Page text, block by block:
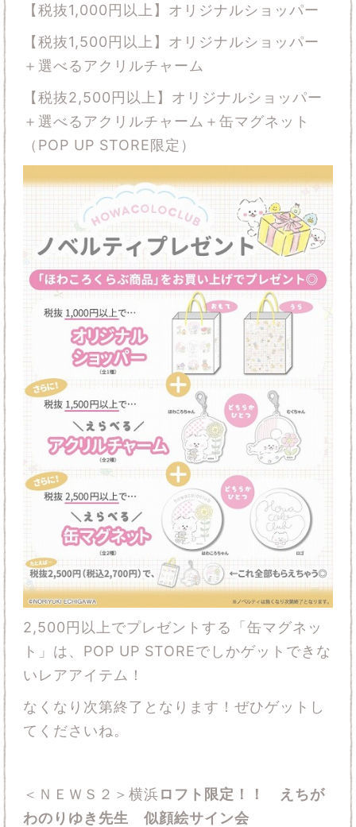
【税抜1,000円以上】オリジナルショッパー
【税抜1,500円以上】オリジナルショッパー
＋選べるアクリルチャーム
【税抜2,500円以上】オリジナルショッパー
＋選べるアクリルチャーム＋缶マグネット
（POP UP STORE限定）
2,500円以上でプレゼントする「缶マグネッ
ト」は、POP UP STOREでしかゲットできな
いレアアイテム！
なくなり次第終了となります！ぜひゲットし
てくださいね。
＜ＮＥＷＳ２＞横浜ロフト限定！！ えちが
わのりゆき先生 似顔絵サイン会